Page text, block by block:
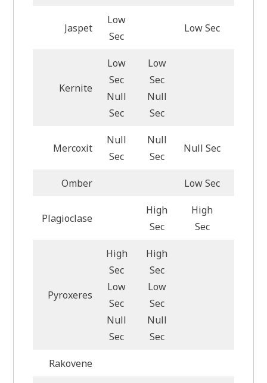
Jaspet
Low
Sec
Low Sec
Kernite
Low
Sec
Null
Sec
Low
Sec
Null
Sec
Mercoxit
Null
Sec
Null
Sec
Null Sec
Omber Low Sec
Plagioclase
High
Sec
High
Sec
Pyroxeres
High
Sec
Low
Sec
Null
Sec
High
Sec
Low
Sec
Null
Sec
Rakovene